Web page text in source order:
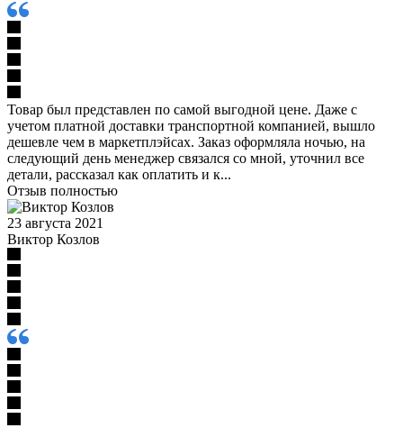
Товар был представлен по самой выгодной цене. Даже с
учетом платной доставки транспортной компанией, вышло
дешевле чем в маркетплэйсах. Заказ оформляла ночью, на
следующий день менеджер связался со мной, уточнил все
детали, рассказал как оплатить и к...
Отзыв полностью
23 августа 2021
Виктор Козлов